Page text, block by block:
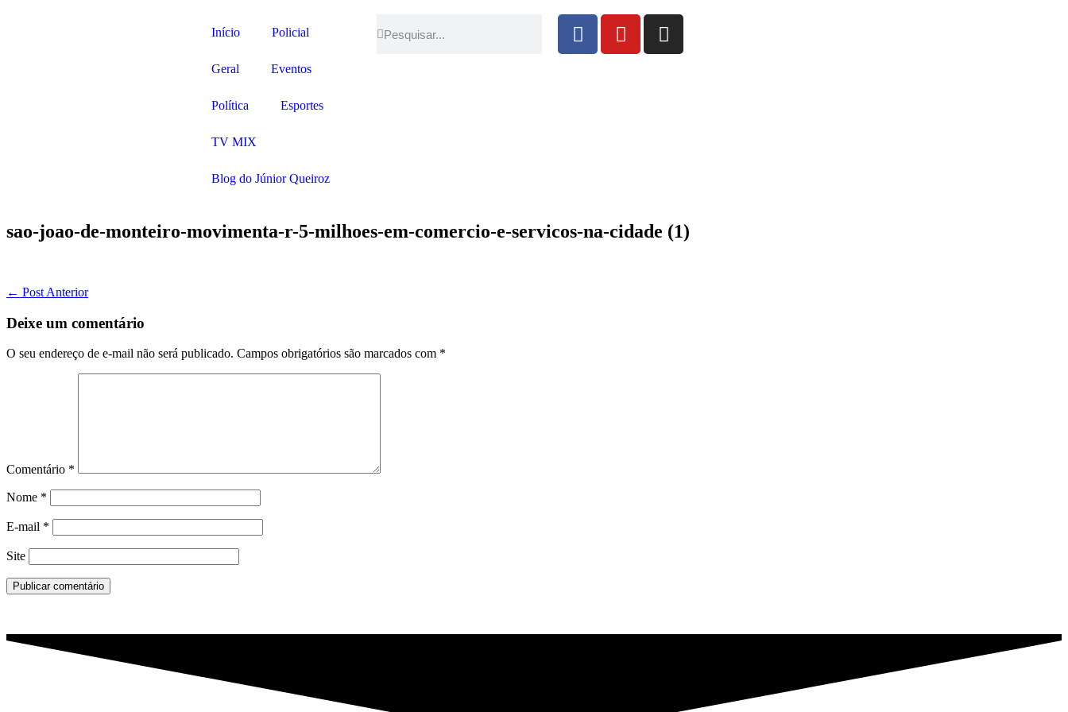
Início Policial
Geral Eventos
Política Esportes
TV MIX
Blog do Júnior Queiroz
sao-joao-de-monteiro-movimenta-r-5-milhoes-em-comercio-e-servicos-na-cidade (1)
← Post Anterior
Deixe um comentário
O seu endereço de e-mail não será publicado. Campos obrigatórios são marcados com *
Comentário *
Nome *
E-mail *
Site